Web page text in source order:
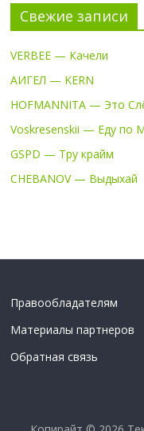
Свежие записи
VERBEE — Качели
АИГЕЛ — KERN
HOFMANNITA — Это
Voskresenskii — Еду по
GSPD — Тру крайм
CHEBANOV — Выдыхай
Правообладателям
Материалы партнеров
Обратная связь